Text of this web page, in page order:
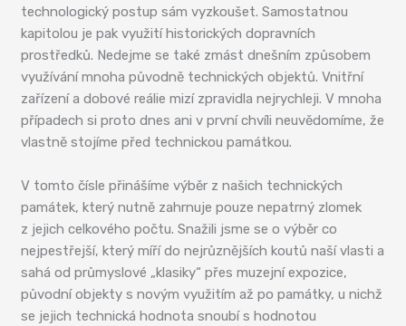
technologický postup sám vyzkoušet. Samostatnou
kapitolou je pak využití historických dopravních
prostředků. Nedejme se také zmást dnešním způsobem
využívání mnoha původně technických objektů. Vnitřní
zařízení a dobové reálie mizí zpravidla nejrychleji. V mnoha
případech si proto dnes ani v první chvíli neuvědomíme, že
vlastně stojíme před technickou památkou.
V tomto čísle přinášíme výběr z našich technických
památek, který nutně zahrnuje pouze nepatrný zlomek
z jejich celkového počtu. Snažili jsme se o výběr co
nejpestřejší, který míří do nejrůznějších koutů naší vlasti a
sahá od průmyslové „klasiky“ přes muzejní expozice,
původní objekty s novým využitím až po památky, u nichž
se jejich technická hodnota snoubí s hodnotou